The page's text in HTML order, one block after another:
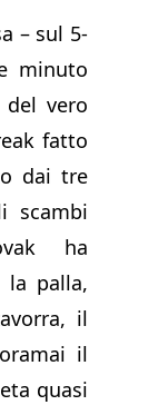
– sul 5-
minuto
del vero
fatto
dai tre
scambi
ha
la palla,
il
il
quasi